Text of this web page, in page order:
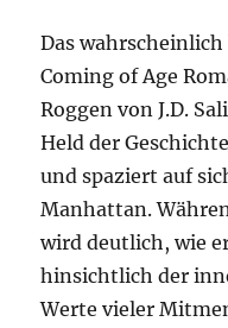
Das
Coming of Age
Roggen von J.D.
Held der
und spaziert auf
Manhattan.
wird deutlich, wie
hinsichtlich der
Werte vieler